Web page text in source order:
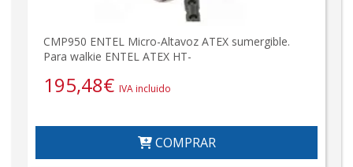
CMP950 ENTEL Micro-Altavoz ATEX sumergible.
Para walkie ENTEL ATEX HT-
195,48€ IVA incluido
COMPRAR